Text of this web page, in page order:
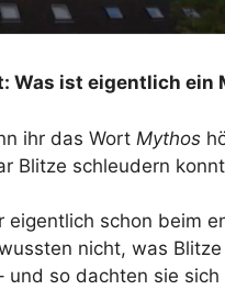
Was ist eigentlich ein
ihr das Wort Mythos
Blitze schleudern
eigentlich schon beim
nicht, was
und so dachten sie